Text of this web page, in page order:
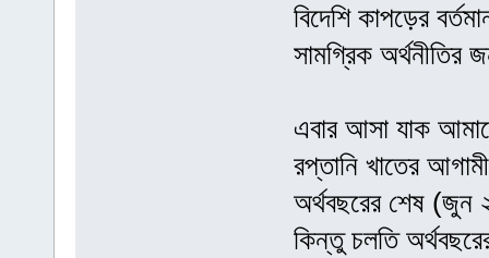
বিদেশি কাপড়ের
সামগ্রিক অর্থনীতির
এবার আসা যাক
রপ্তানি খাতের
অর্থবছরের শেষ (জুন
কিন্তু চলতি